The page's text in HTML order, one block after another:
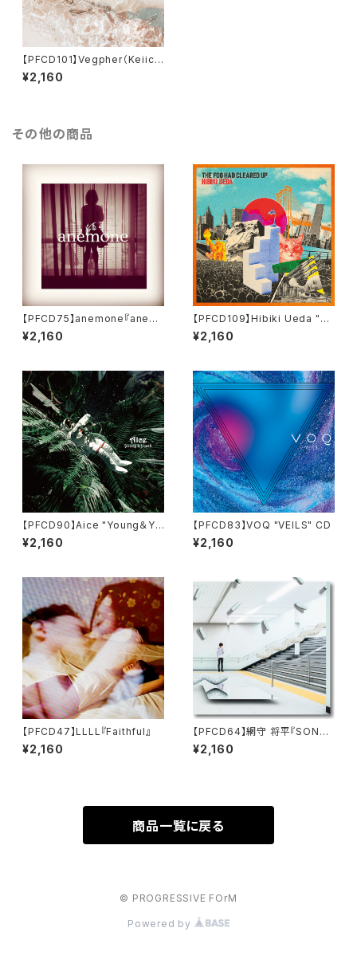
【PFCD101】Vegpher（Keiichi
Sugimoto／杉本佳一） "Minu
tus" CD
¥2,160
その他の商品
【PFCD75】anemone『anem
one』CD
¥2,160
【PFCD109】Hibiki Ueda "Th
e Fog Had Cleared Up" CD
¥2,160
【PFCD90】Aice "Young＆Yo
uth" CD
¥2,160
【PFCD83】VOQ "VEILS" CD
¥2,160
【PFCD47】LLLL『Faithful』
¥2,160
【PFCD64】網守 将平『SONAS
ILE』CD
¥2,160
商品一覧に戻る
© PROGRESSIVE FOrM
Powered by